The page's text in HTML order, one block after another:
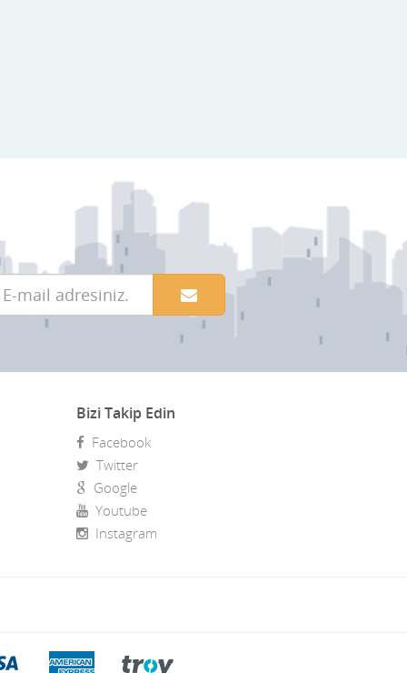
Bizi Takip Edin
Facebook
Twitter
Google
Youtube
Instagram